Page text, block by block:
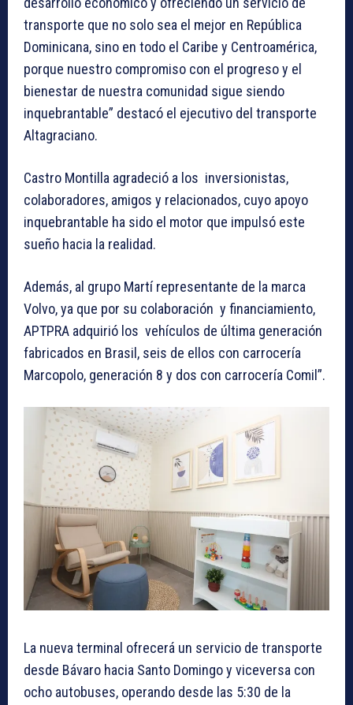
transporte que no solo sea el mejor en República
Dominicana, sino en todo el Caribe y Centroamérica,
porque nuestro compromiso con el progreso y el
bienestar de nuestra comunidad sigue siendo
inquebrantable” destacó el ejecutivo del transporte
Altagraciano.
Castro Montilla agradeció a los inversionistas,
colaboradores, amigos y relacionados, cuyo apoyo
inquebrantable ha sido el motor que impulsó este
sueño hacia la realidad.
Además, al grupo Martí representante de la marca
Volvo, ya que por su colaboración y financiamiento,
APTPRA adquirió los vehículos de última generación
fabricados en Brasil, seis de ellos con carrocería
Marcopolo, generación 8 y dos con carrocería Comil”.
La nueva terminal ofrecerá un servicio de transporte
desde Bávaro hacia Santo Domingo y viceversa con
ocho autobuses, operando desde las 5:30 de la